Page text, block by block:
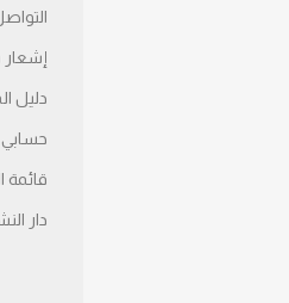
إشعار
دليل
قائمة
دار